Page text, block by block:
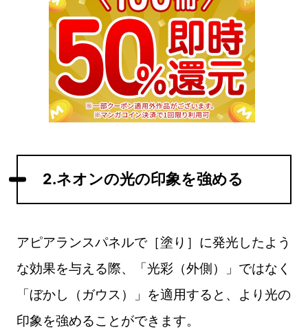
2.ネオンの光の印象を強める
アピアランスパネルで［塗り］に発光したよう
な効果を与える際、「光彩（外側）」ではなく
「ぼかし（ガウス）」を適用すると、より光の
印象を強めることができます。